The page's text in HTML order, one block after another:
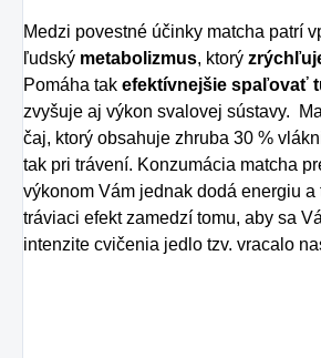
Medzi povestné účinky matcha patrí
ľudský metabolizmus, ktorý
Pomáha tak efektívnejšie spaľovať
zvyšuje aj výkon svalovej sústavy.
čaj, ktorý obsahuje zhruba 30 %
tak pri trávení. Konzumácia matcha
výkonom Vám jednak dodá energiu a
tráviaci efekt zamedzí tomu, aby sa
intenzite cvičenia jedlo tzv. vracalo